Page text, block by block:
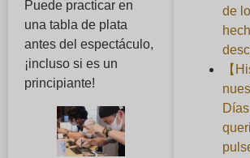
Puede practicar en
una tabla de plata
antes del espectáculo,
¡incluso si es un
principiante!
de
【